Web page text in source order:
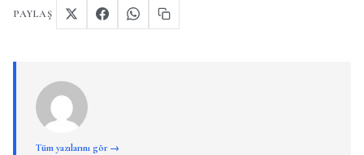
PAYLAŞ
Tüm yazılarını gör →